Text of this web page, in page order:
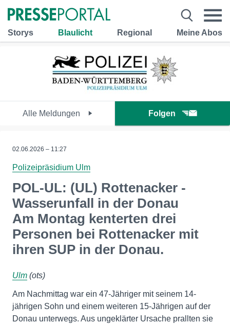
Storys Blaulicht Regional Meine Abos
Alle Meldungen Folgen
02.06.2026 – 11:27
Polizeipräsidium Ulm
POL-UL: (UL) Rottenacker -
Wasserunfall in der Donau
Am Montag kenterten drei
Personen bei Rottenacker mit
ihren SUP in der Donau.
Ulm (ots)
Am Nachmittag war ein 47-Jähriger mit seinem 14-
jährigen Sohn und einem weiteren 15-Jährigen auf der
Donau unterwegs. Aus ungeklärter Ursache prallten sie